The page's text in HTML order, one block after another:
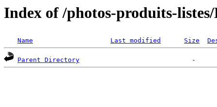
Index of /photos-produits-
Name Last modified Size
Parent Directory